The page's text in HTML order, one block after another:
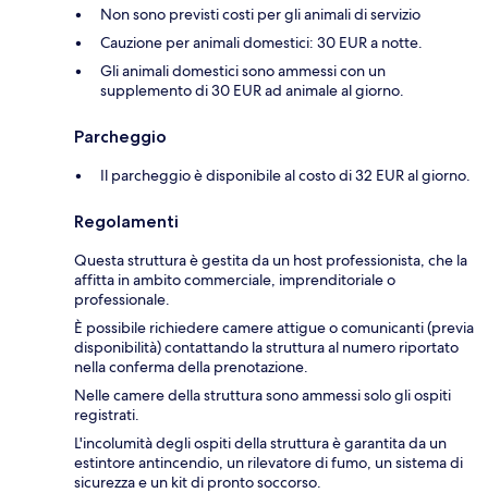
Non sono previsti costi per gli animali di servizio
Cauzione per animali domestici: 30 EUR a notte.
Gli animali domestici sono ammessi con un
supplemento di 30 EUR ad animale al giorno.
Parcheggio
Il parcheggio è disponibile al costo di 32 EUR al giorno.
Regolamenti
Questa struttura è gestita da un host professionista, che la
affitta in ambito commerciale, imprenditoriale o
professionale.
È possibile richiedere camere attigue o comunicanti (previa
disponibilità) contattando la struttura al numero riportato
nella conferma della prenotazione.
Nelle camere della struttura sono ammessi solo gli ospiti
registrati.
L'incolumità degli ospiti della struttura è garantita da un
estintore antincendio, un rilevatore di fumo, un sistema di
sicurezza e un kit di pronto soccorso.